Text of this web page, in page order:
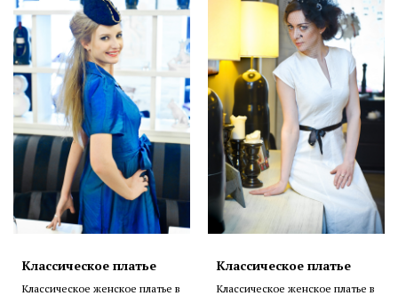
Классическое платье
Классическое женское платье в
Классическое платье
Классическое женское платье в